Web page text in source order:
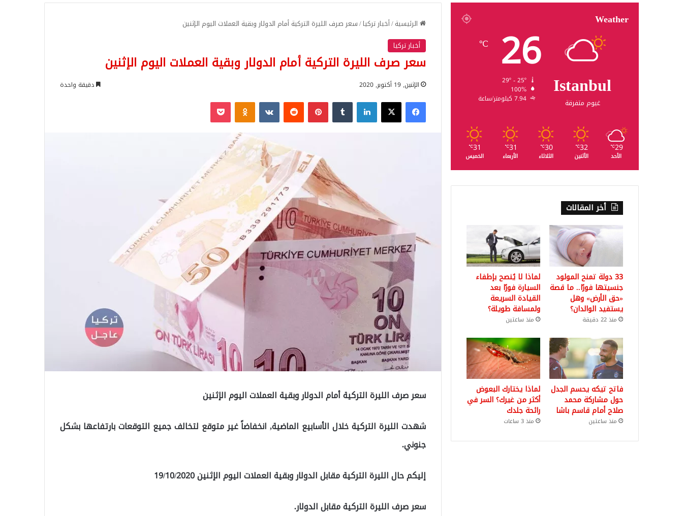
الرئيسية/أخبار تركيا/سعر صرف الليرة التركية أمام الدولار وبقية العملات اليوم الإثنين
أخبار تركيا
سعر صرف الليرة التركية أمام الدولار وبقية العملات اليوم الإثنين
الإثنين, 19 أكتوبر, 2020 دقيقة واحدة
فيسبوك‫X لينكدإن بينتيريست Odnoklassniki
‫Pocket
سعر صرف الليرة التركية أمام الدولار وبقية العملات اليوم الإثنين
شهدت الليرة التركية خلال الأسابيع الماضية, انخفاضاً غير متوقع لتخالف جميع التوقعات بارتفاعها بشكل
جنوني.
إليكم حال الليرة التركية مقابل الدولار وبقية العملات اليوم الإثنين 19/10/2020
سعر صرف الليرة التركية مقابل الدولار.
Weather
Istanbul
غيوم متفرقة
26
℃
100%
7.94 كيلومتر/ساعة
29
℃
الأحد
32
℃
الأثنين
30
℃
الثلاثاء
31
℃
الأربعاء
31
℃
الخميس
أخر المقالات
33 دولة تمنح المولود
جنسيتها فورًا.. ما قصة
«حق الأرض» وهل
يستفيد الوالدان؟
منذ 22 دقيقة
لماذا لا يُنصح بإطفاء
السيارة فورًا بعد
القيادة السريعة
ولمسافة طويلة؟
منذ ساعتين
فاتح تيكه يحسم الجدل
حول مشاركة محمد
صلاح أمام قاسم باشا
منذ ساعتين
لماذا يختارك البعوض
أكثر من غيرك؟ السر في
رائحة جلدك
منذ 3 ساعات